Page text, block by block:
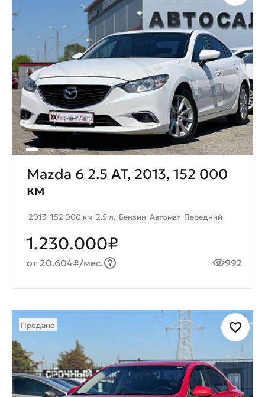
Mazda 6 2.5 AT, 2013, 152 000
км
2013 152 000 км 2.5 л. Бензин Автомат Передний
1.230.000₽
от 20.604₽/мес. 992
Продано